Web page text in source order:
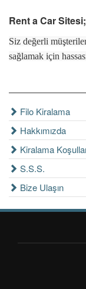
Rent a Car Sitesi;
Siz değerli
sağlamak için
Filo Kiralama
Hakkımızda
Kiralama
S.S.S.
Bize Ulaşın